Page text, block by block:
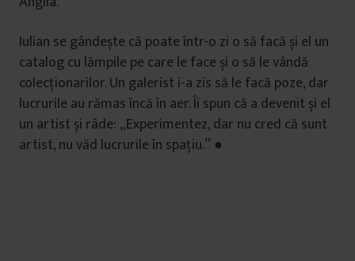
Iulian se gândește că poate într-o zi o să facă și el un
catalog cu lămpile pe care le face și o să le vândă
colecționarilor. Un galerist i-a zis să le facă poze, dar
lucrurile au rămas încă în aer. Îi spun că a devenit și el
un artist și râde: „Experimentez, dar nu cred că sunt
artist, nu văd lucrurile în spațiu.” ●